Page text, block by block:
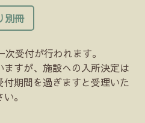
別冊
受付が行われます。
すが、施設への入所決定は
期間を過ぎますと受理いた
。